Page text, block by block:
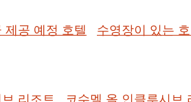
제공 예정 호텔
수영장이 있는
리조트
코수멜 올 인클루시브